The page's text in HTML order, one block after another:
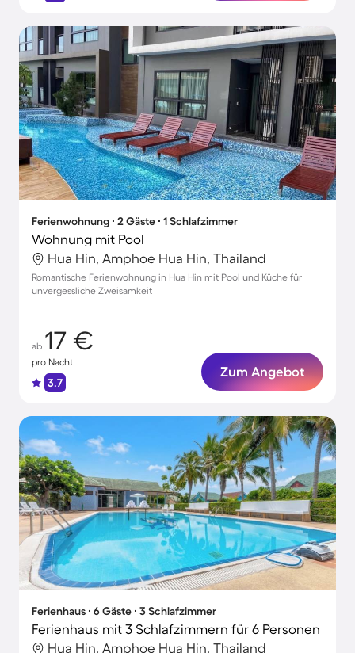
Ferienwohnung ∙ 2 Gäste ∙ 1 Schlafzimmer
Wohnung mit Pool
Hua Hin, Amphoe Hua Hin, Thailand
Romantische Ferienwohnung in Hua Hin mit Pool und Küche für
unvergessliche Zweisamkeit
ab 17 €
pro Nacht
3.7
Zum Angebot
Ferienhaus ∙ 6 Gäste ∙ 3 Schlafzimmer
Ferienhaus mit 3 Schlafzimmern für 6 Personen
Hua Hin, Amphoe Hua Hin, Thailand